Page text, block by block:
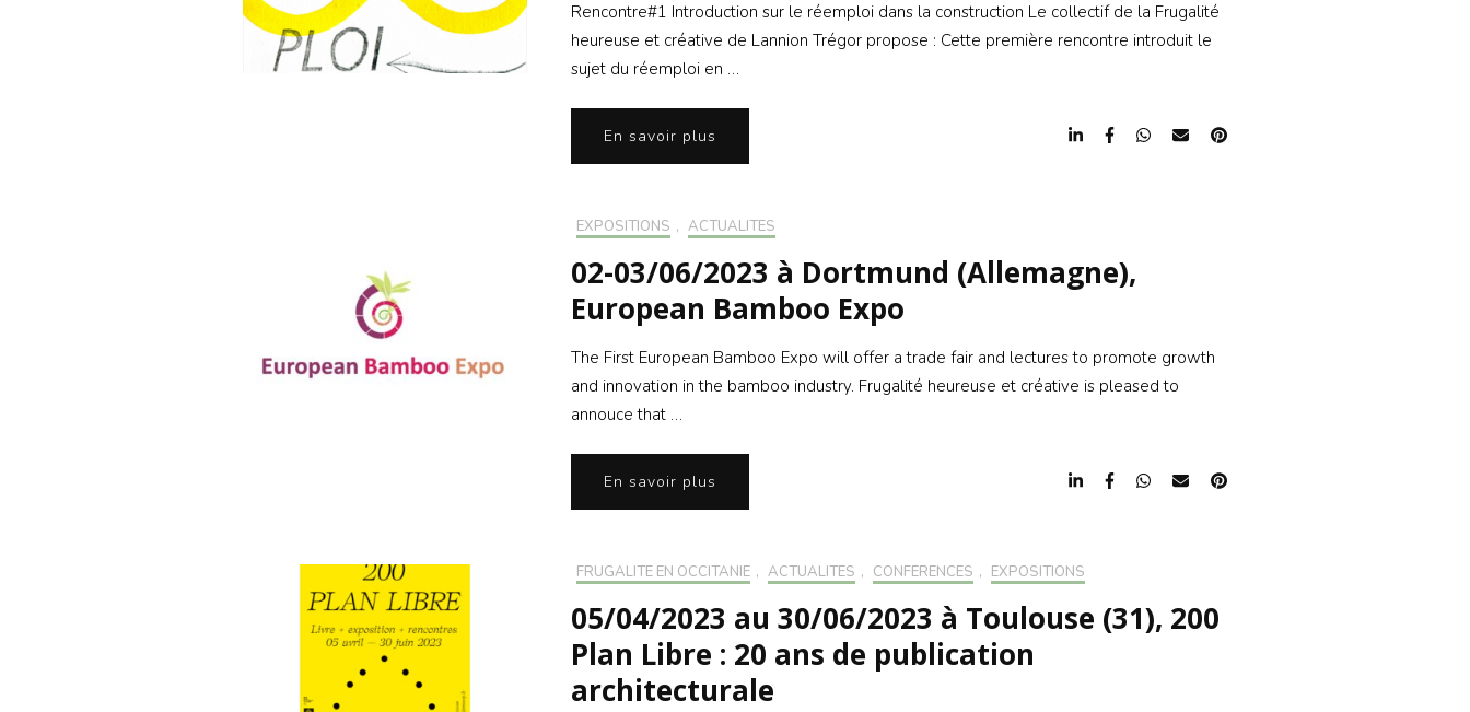
Rencontre#1 Introduction sur le réemploi dans la construction Le collectif de la Frugalité
heureuse et créative de Lannion Trégor propose : Cette première rencontre introduit le
sujet du réemploi en …
En savoir plus
EXPOSITIONS , ACTUALITÉS
02-03/06/2023 à Dortmund (Allemagne),
European Bamboo Expo
The First European Bamboo Expo will offer a trade fair and lectures to promote growth
and innovation in the bamboo industry. Frugalité heureuse et créative is pleased to
annouce that …
En savoir plus
FRUGALITÉ EN OCCITANIE , ACTUALITÉS , CONFÉRENCES , EXPOSITIONS
05/04/2023 au 30/06/2023 à Toulouse (31), 200
Plan Libre : 20 ans de publication
architecturale